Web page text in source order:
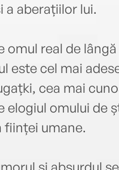
a aberațiilor lui.
omul real de
este cel mai
cea mai
elogiul omului de
ființei umane.